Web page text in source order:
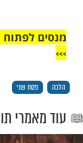
על מצה
הקשות
שהן
כל